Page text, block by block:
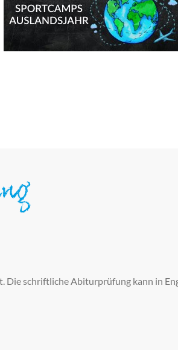
Die schriftliche Abiturprüfung kann in